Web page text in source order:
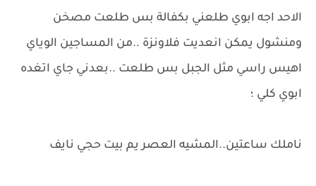
الاحد اجه ابوي طلعني بكفالة بس طلعت مصخن
ومنشول يمكن انعديت فلاونزة ..من المساجين الوياي
اهيس راسي مثل الجبل بس طلعت ..بعدني جاي اتغده
ابوي كلي ؛
ناملك ساعتين..المشيه العصر يم بيت حجي نايف